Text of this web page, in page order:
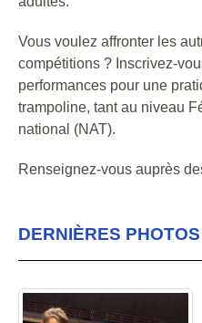
Vous voulez affronter les
compétitions ? Inscrivez-
performances pour une
trampoline, tant au niveau
national (NAT).
Renseignez-vous auprès
DERNIÈRES PHOTOS